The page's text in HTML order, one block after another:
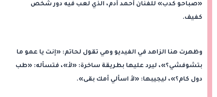
«صباحو كدب» للفنان أحمد آدم، الذي لعب فيه دور شخص
كفيف.
وظهرت هنا الزاهد في الفيديو وهي تقول لحاتم: «إنت يا عمو ما
بتشوفشي؟»، ليرد عليها بطريقة ساخرة: «لأ»، فتسأله: «طب
دول كام؟»، ليجيبها: «لأ اسألي أمك بقى».